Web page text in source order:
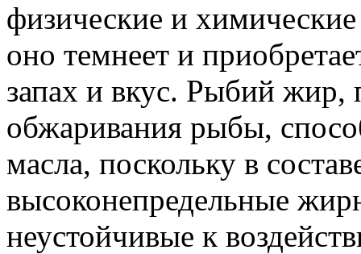
физические и химические
оно темнеет и
запах и вкус. Рыбий жир,
обжаривания рыбы,
масла, поскольку в
высоконепредельные
неустойчивые к